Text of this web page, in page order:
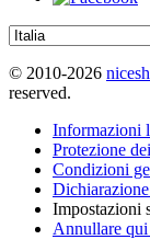
© 2010-2026
reserved.
Informazioni
Protezione
Condizioni
Impostazioni
Annullare qui